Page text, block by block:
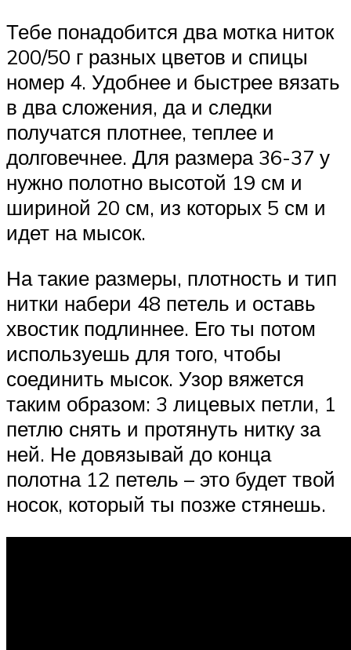
Тебе понадобится два мотка ниток
200/50 г разных цветов и спицы
номер 4. Удобнее и быстрее вязать
в два сложения, да и следки
получатся плотнее, теплее и
долговечнее. Для размера 36-37 у
нужно полотно высотой 19 см и
шириной 20 см, из которых 5 см и
идет на мысок.
На такие размеры, плотность и тип
нитки набери 48 петель и оставь
хвостик подлиннее. Его ты потом
используешь для того, чтобы
соединить мысок. Узор вяжется
таким образом: 3 лицевых петли, 1
петлю снять и протянуть нитку за
ней. Не довязывай до конца
полотна 12 петель – это будет твой
носок, который ты позже стянешь.